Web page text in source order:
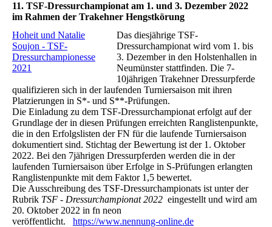
11. TSF-Dressurchampionat am 1. und 3. Dezember 2022
im Rahmen der Trakehner Hengstkörung
Hoheit und Natalie
Soujon - TSF-
Dressurchampionesse
2021
Das diesjährige TSF-
Dressurchampionat wird vom 1. bis
3. Dezember in den Holstenhallen in
Neumünster stattfinden. Die 7-
10jährigen Trakehner Dressurpferde
qualifizieren sich in der laufenden Turniersaison mit ihren
Platzierungen in S*- und S**-Prüfungen.
Die Einladung zu dem TSF-Dressurchampionat erfolgt auf der
Grundlage der in diesen Prüfungen erreichten Ranglistenpunkte,
die in den Erfolgslisten der FN für die laufende Turniersaison
dokumentiert sind. Stichtag der Bewertung ist der 1. Oktober
2022. Bei den 7jährigen Dressurpferden werden die in der
laufenden Turniersaison über Erfolge in S-Prüfungen erlangten
Ranglistenpunkte mit dem Faktor 1,5 bewertet.
Die Ausschreibung des TSF-Dressurchampionats ist unter der
Rubrik TSF - Dressurchampionat 2022 eingestellt und wird am
20. Oktober 2022 in fn neon
veröffentlicht. https://www.nennung-online.de